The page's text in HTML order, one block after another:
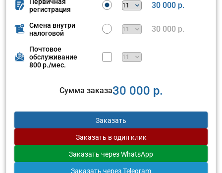
регистрация
30 000 р.
Смена внутри
налоговой
30 000 р.
Почтовое
обслуживание
800 р./мес.
Сумма заказа30 000 р.
Заказать
Заказать в один клик
Заказать через WhatsApp
Заказать через Telegram